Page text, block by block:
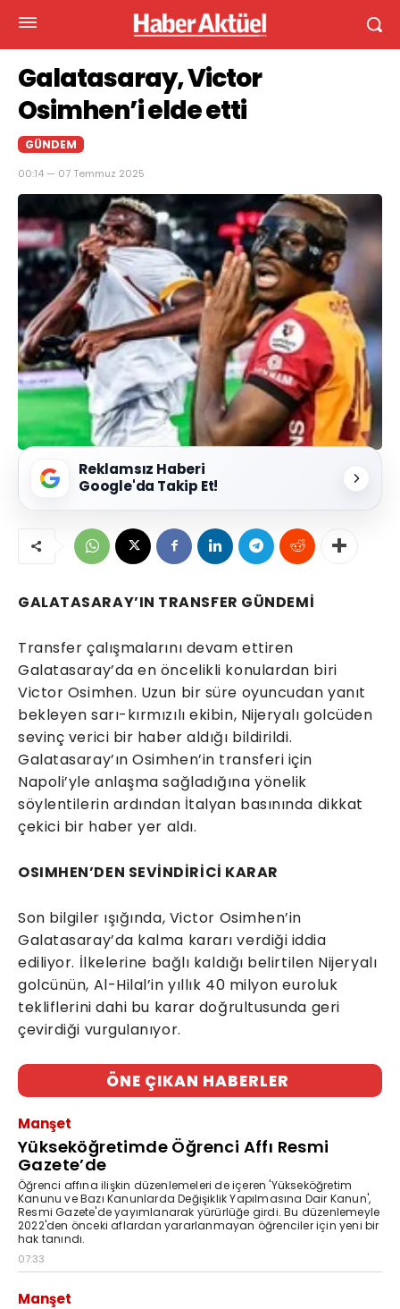
Galatasaray, Victor
Osimhen’i elde etti
GÜNDEM
00:14 — 07 Temmuz 2025
Reklamsız Haberi
Google'da Takip Et!
GALATASARAY’IN TRANSFER GÜNDEMİ
Transfer çalışmalarını devam ettiren
Galatasaray’da en öncelikli konulardan biri
Victor Osimhen. Uzun bir süre oyuncudan yanıt
bekleyen sarı-kırmızılı ekibin, Nijeryalı golcüden
sevinç verici bir haber aldığı bildirildi.
Galatasaray’ın Osimhen’in transferi için
Napoli’yle anlaşma sağladığına yönelik
söylentilerin ardından İtalyan basınında dikkat
çekici bir haber yer aldı.
OSIMHEN’DEN SEVİNDİRİCİ KARAR
Son bilgiler ışığında, Victor Osimhen’in
Galatasaray’da kalma kararı verdiği iddia
ediliyor. İlkelerine bağlı kaldığı belirtilen Nijeryalı
golcünün, Al-Hilal’in yıllık 40 milyon euroluk
tekliflerini dahi bu karar doğrultusunda geri
çevirdiği vurgulanıyor.
ÖNE ÇIKAN HABERLER
Manşet
Yükseköğretimde Öğrenci Affı Resmi
Gazete’de
Öğrenci affına ilişkin düzenlemeleri de içeren 'Yükseköğretim
Kanunu ve Bazı Kanunlarda Değişiklik Yapılmasına Dair Kanun',
Resmi Gazete'de yayımlanarak yürürlüğe girdi. Bu düzenlemeyle
2022'den önceki aflardan yararlanmayan öğrenciler için yeni bir
hak tanındı.
07:33
Manşet